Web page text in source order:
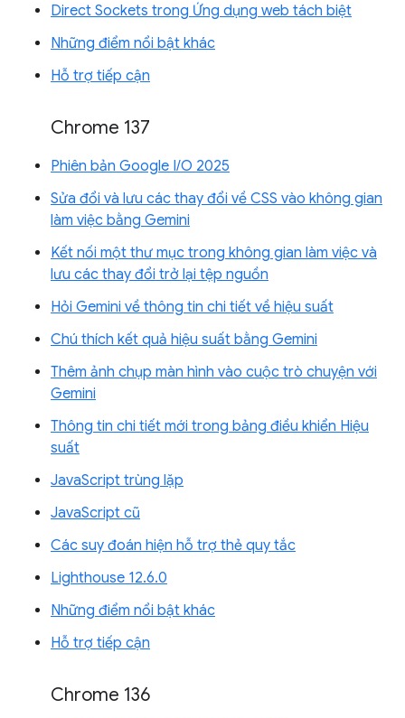
Direct Sockets trong Ứng dụng web tách biệt
Những điểm nổi bật khác
Hỗ trợ tiếp cận
Chrome 137
Phiên bản Google I/O 2025
Sửa đổi và lưu các thay đổi về CSS vào không gian
làm việc bằng Gemini
Kết nối một thư mục trong không gian làm việc và
lưu các thay đổi trở lại tệp nguồn
Hỏi Gemini về thông tin chi tiết về hiệu suất
Chú thích kết quả hiệu suất bằng Gemini
Thêm ảnh chụp màn hình vào cuộc trò chuyện với
Gemini
Thông tin chi tiết mới trong bảng điều khiển Hiệu
suất
JavaScript trùng lặp
JavaScript cũ
Các suy đoán hiện hỗ trợ thẻ quy tắc
Lighthouse 12.6.0
Những điểm nổi bật khác
Hỗ trợ tiếp cận
Chrome 136